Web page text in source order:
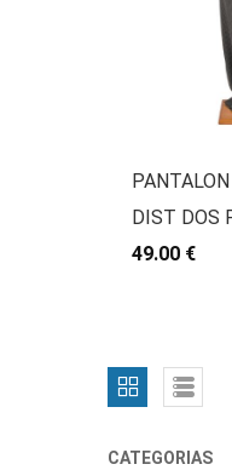
DIST DOS
49.00 €
CATEGORIAS